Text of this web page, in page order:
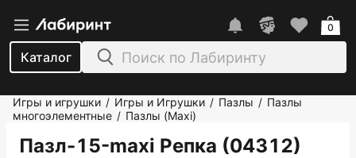
Каталог
0
Игры и игрушки / Игры и Игрушки / Пазлы / Пазлы
многоэлементные / Пазлы (Maxi)
Пазл-15-maxi Репка (04312)